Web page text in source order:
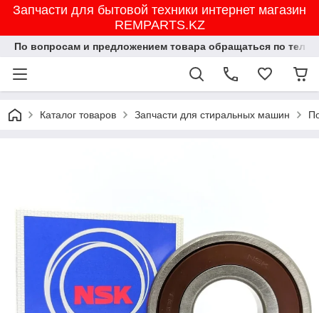
Запчасти для бытовой техники интернет магазин
REMPARTS.KZ
По вопросам и предложением товара обращаться по
Каталог товаров Запчасти для стиральных машин